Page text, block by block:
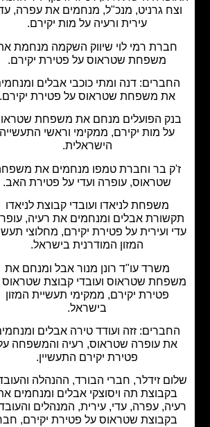
גרניט, מנכ"ל, מנחמים את עפרה, עדי,
עירית ורעיה על מות יקירם.
רמי לוי שיווק השקמה מנחמת את
משפחת שטראוס על פטירת יקירם.
דנה ומתי כוכבי אבלים ומנחמים
משפחת שטראוס על פטירת יקירם.
הפועלים מנחם את משפחת שטראוס
מות יקירם, ממקימי וראשי התעשייה
הישראלית.
בר וחברת טמפו מנחמים את משפחת
שטראוס, עופרה ועדי על פטירת האב.
משפחת לניאדו ועובדי קבוצת לניאדו
אבלים ומנחמים את רעיה, עופרה,
ועירית על פטירת יקירם, מחלוצי תעשיית
המזון המודרנית בישראל.
משרד עו"ד רונן מנור אבל ומנחם את
שטראוס ועובדי קבוצת שטראוס על
פטירת יקירם, ממקימי תעשיית המזון
בישראל.
זזה ועודד טירה אבלים ומנחמים
עופרה שטראוס, רעיה והמשפחה על
פטירת יקירם התעשיין.
זידלר, חברי הבורד, ההנהלה והעובדים
תה ויסוצקי אבלים ומנחמים את
עפרה, עדי, עירית, המנהלים והעובדים
שטראוס על פטירת יקירם, חבר